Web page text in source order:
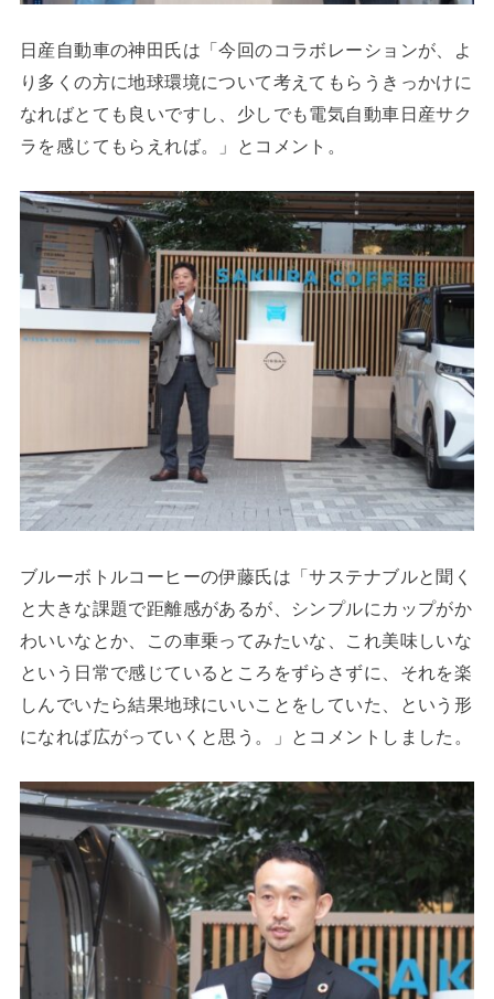
日産自動車の神田氏は「今回のコラボレーションが、よ
り多くの方に地球環境について考えてもらうきっかけに
なればとても良いですし、少しでも電気自動車日産サク
ラを感じてもらえれば。」とコメント。
ブルーボトルコーヒーの伊藤氏は「サステナブルと聞く
と大きな課題で距離感があるが、シンプルにカップがか
わいいなとか、この車乗ってみたいな、これ美味しいな
という日常で感じているところをずらさずに、それを楽
しんでいたら結果地球にいいことをしていた、という形
になれば広がっていくと思う。」とコメントしました。